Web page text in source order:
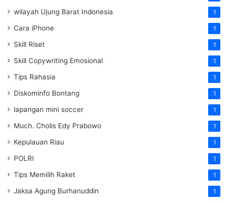
wilayah Ujung Barat Indonesia 1
Cara iPhone 1
Skill Riset 1
Skill Copywriting Emosional 1
Tips Rahasia 1
Diskominfo Bontang 1
lapangan mini soccer 1
Much. Cholis Edy Prabowo 1
Kepulauan Riau 1
POLRI 1
Tips Memilih Raket 1
Jaksa Agung Burhanuddin 1